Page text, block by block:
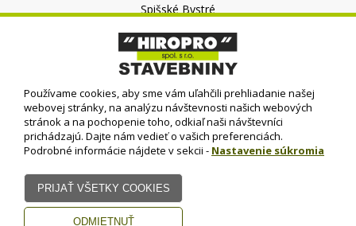
Spišské Bystré
O nás
O spoločnosti
Kontakt
Používame cookies, aby sme vám uľahčili prehliadanie našej
webovej stránky, na analýzu návštevnosti našich webových
stránok a na pochopenie toho, odkiaľ naši návštevníci
prichádzajú. Dajte nám vedieť o vašich preferenciách.
Podrobné informácie nájdete v sekcii - Nastavenie súkromia